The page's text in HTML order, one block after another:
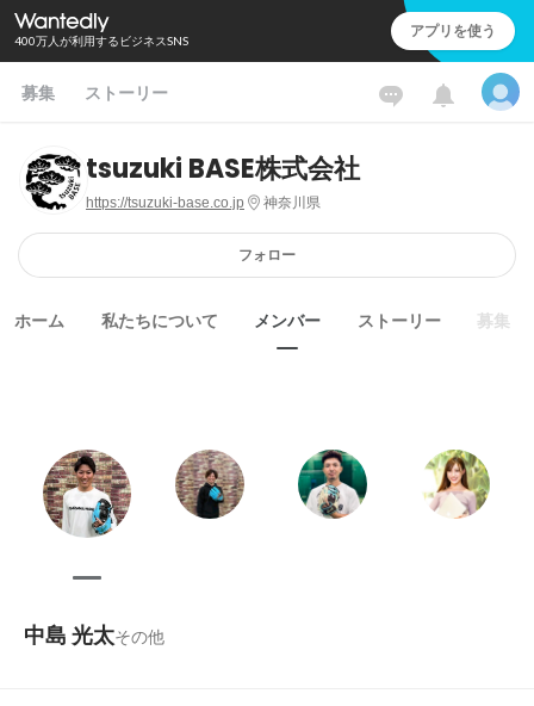
400万人が利用するビジネスSNS アプリを使う
募集 ストーリー
tsuzuki BASE株式会社
https://tsuzuki-base.co.jp 神奈川県
フォロー
ホーム 私たちについて メンバー ストーリー 募集
中島 光太その他